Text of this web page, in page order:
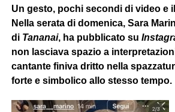
Un gesto, pochi secondi di video e
Nella serata di domenica, Sara
di Tananai, ha pubblicato su
non lasciava spazio a
cantante finiva dritto nella
forte e simbolico allo stesso tempo.